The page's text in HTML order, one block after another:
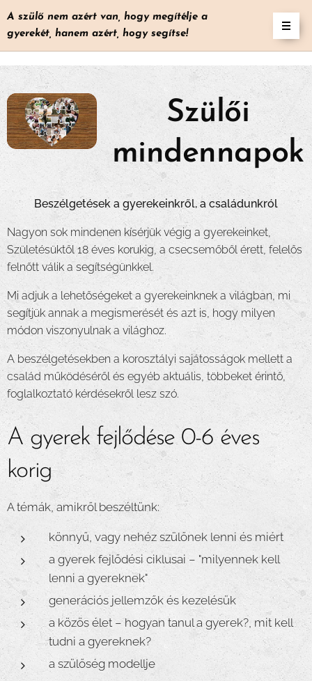
A szülő nem azért van, hogy megítélje a
gyerekét, hanem azért, hogy segítse!
Szülői
mindennapok
Beszélgetések a gyerekeinkről, a családunkról
Nagyon sok mindenen kísérjük végig a gyerekeinket,
Születésüktől 18 éves korukig, a csecsemőből érett, felelős
felnőtt válik a segítségünkkel.
Mi adjuk a lehetőségeket a gyerekeinknek a világban, mi
segítjük annak a megismerését és azt is, hogy milyen
módon viszonyulnak a világhoz.
A beszélgetésekben a korosztályi sajátosságok mellett a
család működéséről és egyéb aktuális, többeket érintő,
foglalkoztató kérdésekről lesz szó.
A gyerek fejlődése 0-6 éves
korig
A témák, amikről beszéltünk:
könnyű, vagy nehéz szülőnek lenni és miért
a gyerek fejlődési ciklusai – "milyennek kell
lenni a gyereknek"
generációs jellemzők és kezelésük
a közös élet – hogyan tanul a gyerek?, mit kell
tudni a gyereknek?
a szülőség modellje